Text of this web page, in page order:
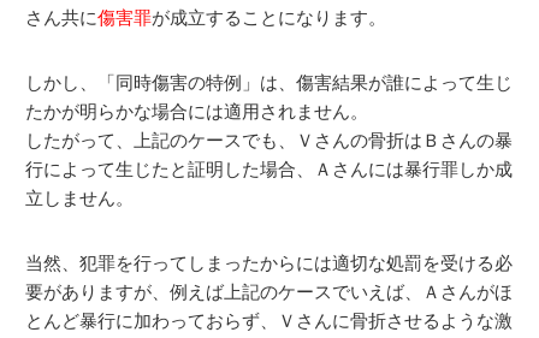
さん共に傷害罪が成立することになります。
しかし、「同時傷害の特例」は、傷害結果が誰によって生じ
たかが明らかな場合には適用されません。
したがって、上記のケースでも、Ｖさんの骨折はＢさんの暴
行によって生じたと証明した場合、Ａさんには暴行罪しか成
立しません。
当然、犯罪を行ってしまったからには適切な処罰を受ける必
要がありますが、例えば上記のケースでいえば、Ａさんがほ
とんど暴行に加わっておらず、Ｖさんに骨折させるような激